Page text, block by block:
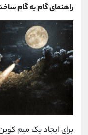
راهنمای گام ‌به‌ گام
برای ایجاد یک میم